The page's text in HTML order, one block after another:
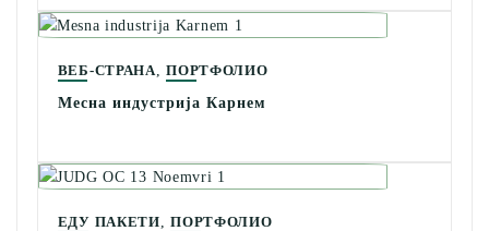
ВЕБ-СТРАНА ,ПОРТФОЛИО
Месна индустрија Карнем
ЕДУ ПАКЕТИ ,ПОРТФОЛИО